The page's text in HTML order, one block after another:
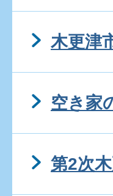
木更津
空き家
第2次